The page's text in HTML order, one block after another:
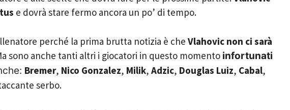
e dovrà stare fermo ancora un po’ di tempo.
perché la prima brutta notizia è che Vlahovic non ci sarà
sono anche tanti altri i giocatori in questo momento infortunati
Bremer, Nico Gonzalez, Milik, Adzic, Douglas Luiz, Cabal,
serbo.